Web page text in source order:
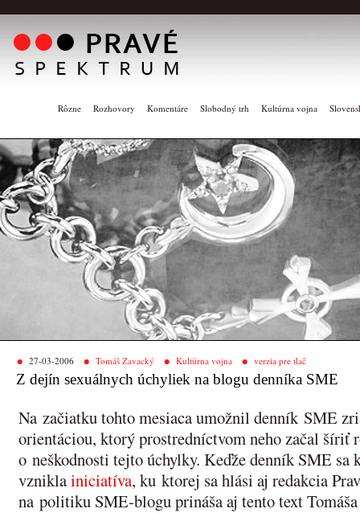
Rôzne Rozhovory Komentáre Slobodný trh Kultúrna vojna
27-03-2006 Tomáš Zavacký Kultúrna vojna verzia pre tlač
Z dejín sexuálnych úchyliek na blogu denníka SME
Na začiatku tohto mesiaca umožnil denník SME
orientáciou, ktorý prostredníctvom neho začal šíriť
o neškodnosti tejto úchylky. Keďže denník SME
vzniklainiciatíva, ku ktorej sa hlási aj redakcia
na politiku SME-blogu prináša aj tento text